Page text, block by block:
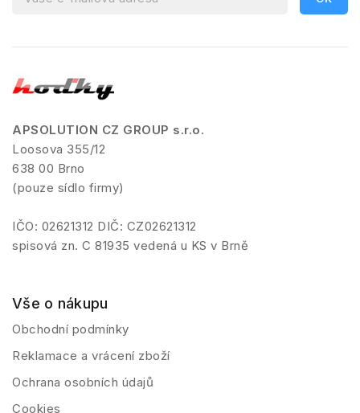
APSOLUTION CZ GROUP s.r.o.
Loosova 355/12
638 00 Brno
(pouze sídlo firmy)
IČO: 02621312 DIČ: CZ02621312
spisová zn. C 81935 vedená u KS v Brně
Vše o nákupu
Obchodní podmínky
Reklamace a vrácení zboží
Ochrana osobních údajů
Cookies